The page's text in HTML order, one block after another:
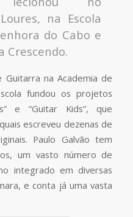
na Escola
do Cabo e
Crescendo.
na Academia de
fundou os projetos
e “Guitar Kids”, que
escreveu dezenas de
Paulo Galvão tem
um vasto número de
integrado em diversas
e conta já uma vasta